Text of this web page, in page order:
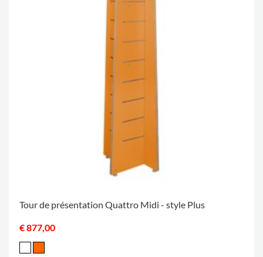
Tour de présentation Quattro Midi - style Plus
€ 877,00